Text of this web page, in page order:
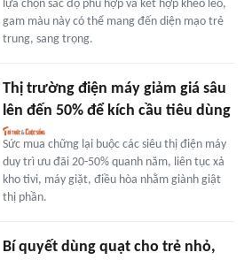
lựa chọn sắc độ phù hợp và kết hợp khéo léo,
gam màu này có thể mang đến diện mạo trẻ
trung, sang trọng.
Thị trường điện máy giảm giá sâu
lên đến 50% để kích cầu tiêu dùng
Sức mua chững lại buộc các siêu thị điện máy
duy trì ưu đãi 20-50% quanh năm, liên tục xả
kho tivi, máy giặt, điều hòa nhằm giành giật
thị phần.
Bí quyết dùng quạt cho trẻ nhỏ,